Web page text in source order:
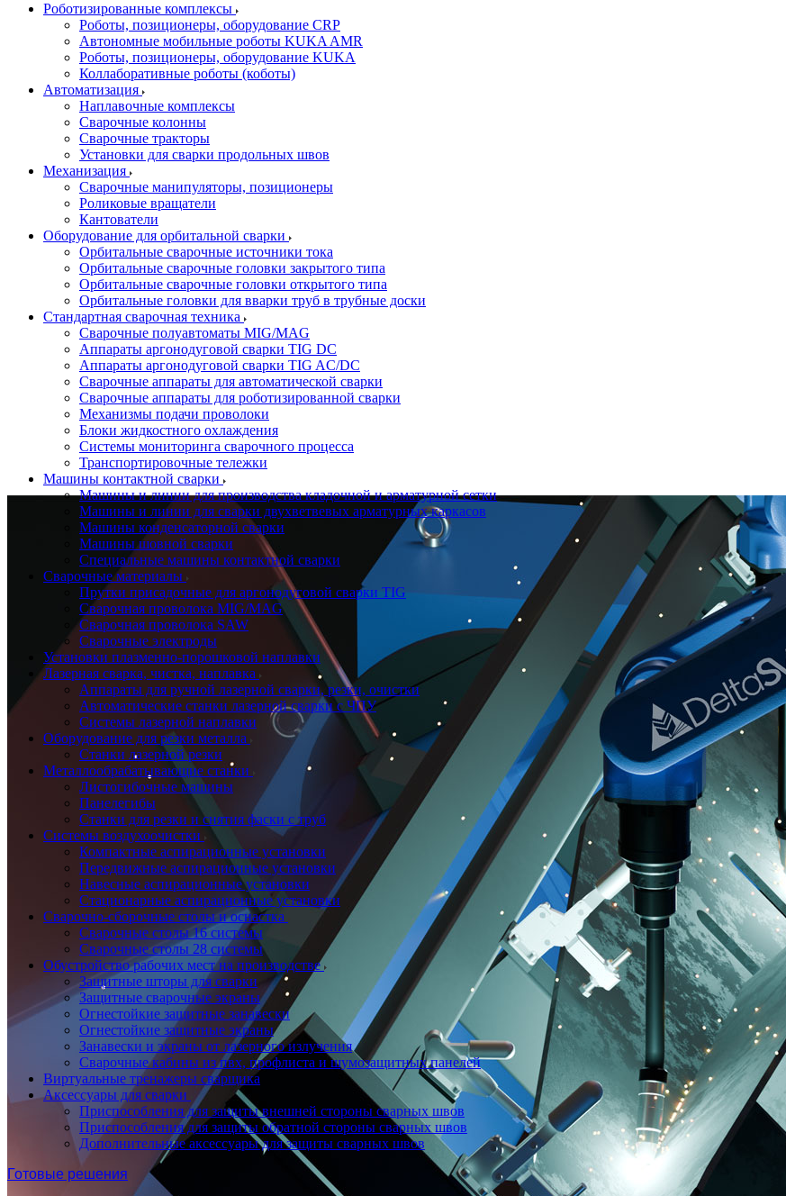
Роботизированные комплексы
Роботы, позиционеры, оборудование CRP
Автономные мобильные роботы KUKA AMR
Роботы, позиционеры, оборудование KUKA
Коллаборативные роботы (коботы)
Автоматизация
Наплавочные комплексы
Сварочные колонны
Сварочные тракторы
Установки для сварки продольных швов
Механизация
Сварочные манипуляторы, позиционеры
Роликовые вращатели
Кантователи
Оборудование для орбитальной сварки
Орбитальные сварочные источники тока
Орбитальные сварочные головки закрытого типа
Орбитальные сварочные головки открытого типа
Орбитальные головки для вварки труб в трубные доски
Стандартная сварочная техника
Сварочные полуавтоматы MIG/MAG
Аппараты аргонодуговой сварки TIG DC
Аппараты аргонодуговой сварки TIG AC/DC
Сварочные аппараты для автоматической сварки
Сварочные аппараты для роботизированной сварки
Механизмы подачи проволоки
Блоки жидкостного охлаждения
Системы мониторинга сварочного процесса
Транспортировочные тележки
Машины контактной сварки
Машины и линии для производства кладочной и арматурной сетки
Машины и линии для сварки двухветвевых арматурных каркасов
Машины конденсаторной сварки
Машины шовной сварки
Специальные машины контактной сварки
Сварочные материалы
Прутки присадочные для аргонодуговой сварки TIG
Сварочная проволока MIG/MAG
Сварочная проволока SAW
Сварочные электроды
Установки плазменно-порошковой наплавки
Лазерная сварка, чистка, наплавка
Аппараты для ручной лазерной сварки, резки, очистки
Автоматические станки лазерной сварки с ЧПУ
Системы лазерной наплавки
Оборудование для резки металла
Станки лазерной резки
Металлообрабатывающие станки
Листогибочные машины
Панелегибы
Станки для резки и снятия фаски с труб
Системы воздухоочистки
Компактные аспирационные установки
Передвижные аспирационные установки
Навесные аспирационные установки
Стационарные аспирационные установки
Сварочно-сборочные столы и оснастка
Сварочные столы 16 системы
Сварочные столы 28 системы
Обустройство рабочих мест на производстве
Защитные шторы для сварки
Защитные сварочные экраны
Огнестойкие защитные занавески
Огнестойкие защитные экраны
Занавески и экраны от лазерного излучения
Сварочные кабины из пвх, профлиста и шумозащитных панелей
Виртуальные тренажеры сварщика
Аксессуары для сварки
Приспособления для защиты внешней стороны сварных швов
Приспособления для защиты обратной стороны сварных швов
Дополнительные аксессуары для защиты сварных швов
Готовые решения